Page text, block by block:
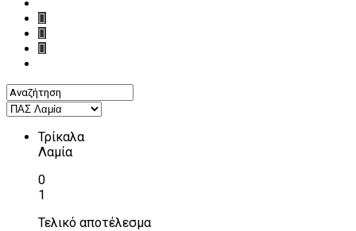
Τρίκαλα
Λαμία
0
1
Τελικό αποτέλεσμα